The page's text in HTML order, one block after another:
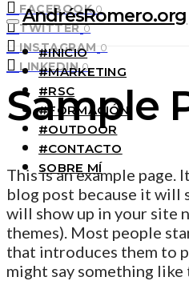
FACEBOOK 0
TWITTER 0
INSTAGRAM 0
LINKEDIN 0
AndrésRomero.org
#INICIO
#MARKETING
#RSC
#FORMACIÓN
#OUTDOOR
#CONTACTO
SOBRE MÍ
Sample
This is an example page.
blog post because it will
will show up in your site
themes). Most people
that introduces them to
might say something like